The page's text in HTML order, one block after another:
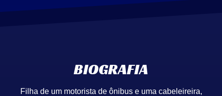
BIOGRAFIA
Filha de um motorista de ônibus e uma cabeleireira,